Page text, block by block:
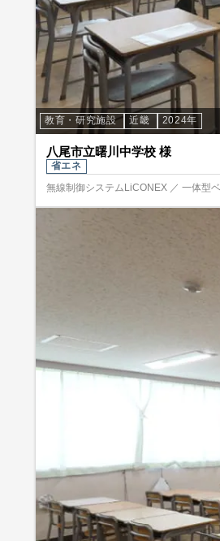
教育・研究施設 近畿 2024年
八尾市立曙川中学校 様
省エネ
無線制御システムLiCONEX ／ 一体型